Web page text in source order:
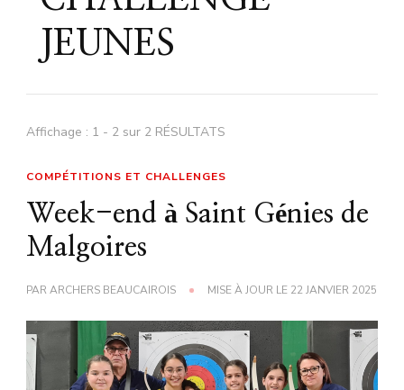
JEUNES
Affichage : 1 - 2 sur 2 RÉSULTATS
COMPÉTITIONS ET CHALLENGES
Week-end à Saint Génies de
Malgoires
PARARCHERS BEAUCAIROIS MISE À JOUR LE 22 JANVIER 2025